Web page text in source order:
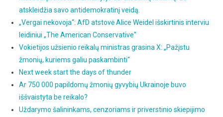
atskleidžia savo antidemokratinį veidą.
„Vergai nekovoja“: AfD atstovė Alice Weidel išskirtinis interviu
leidiniui „The American Conservative"
Vokietijos užsienio reikalų ministras grasina X: „Pažįstu
žmonių, kuriems galiu paskambinti“
Next week start the days of thunder
Ar 750 000 papildomų žmonių gyvybių Ukrainoje buvo
iššvaistyta be reikalo?
Uždarymo šalininkams, cenzoriams ir priverstinio skiepijimo